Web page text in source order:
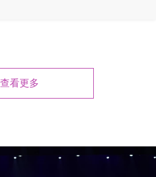
查看更多